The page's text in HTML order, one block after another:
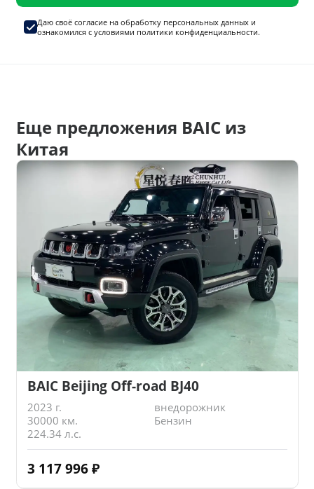
Даю своё согласие на обработку персональных данныхи
ознакомился с условиями политики конфиденциальности.
Еще предложения BAIC из
Китая
BAIC Beijing Off-road BJ40
2023 г.
внедорожник
30000 км.
Бензин
224.34 л.с.
3 117 996 ₽